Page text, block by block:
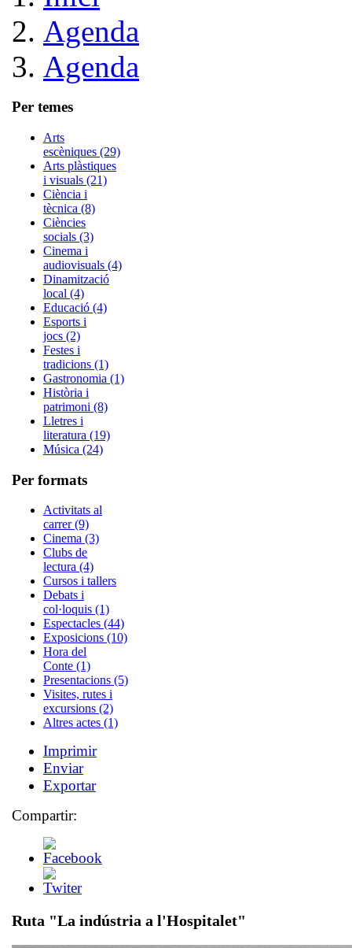
Agenda
Agenda
Per temes
Arts
escèniques (29)
Arts plàstiques
i visuals (21)
Ciència i
tècnica (8)
Ciències
socials (3)
Cinema i
audiovisuals (4)
Dinamització
local (4)
Educació (4)
Esports i
jocs (2)
Festes i
tradicions (1)
Gastronomia (1)
Història i
patrimoni (8)
Lletres i
literatura (19)
Música (24)
Per formats
Activitats al
carrer (9)
Cinema (3)
Clubs de
lectura (4)
Cursos i tallers
Debats i
col·loquis (1)
Espectacles (44)
Exposicions (10)
Hora del
Conte (1)
Presentacions (5)
Visites, rutes i
excursions (2)
Altres actes (1)
Imprimir
Enviar
Exportar
Compartir:
Ruta "La indústria a l'Hospitalet"